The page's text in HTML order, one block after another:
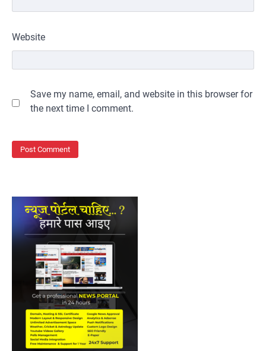
Website
Save my name, email, and website in this browser for
the next time I comment.